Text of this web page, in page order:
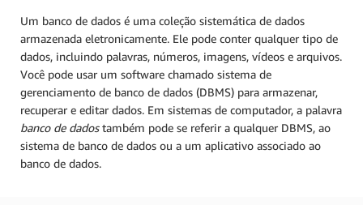
Um banco de dados é uma coleção sistemática de dados
armazenada eletronicamente. Ele pode conter qualquer tipo de
dados, incluindo palavras, números, imagens, vídeos e arquivos.
Você pode usar um software chamado sistema de
gerenciamento de banco de dados (DBMS) para armazenar,
recuperar e editar dados. Em sistemas de computador, a palavra
banco de dadostambém pode se referir a qualquer DBMS, ao
sistema de banco de dados ou a um aplicativo associado ao
banco de dados.